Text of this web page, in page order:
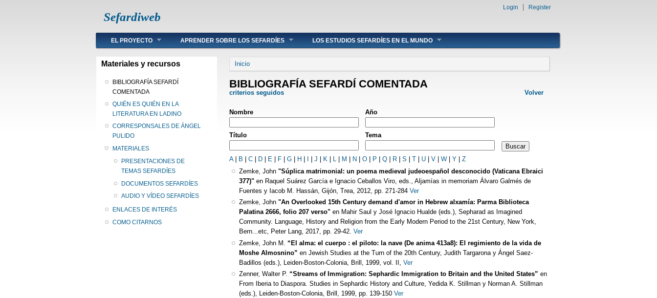
Sefardiweb
Login Register
Main menu
EL PROYECTO APRENDER SOBRE LOS SEFARDÍES LOS ESTUDIOS SEFARDÍES EN EL MUNDO
Materiales y recursos
BIBLIOGRAFÍA SEFARDÍ
COMENTADA
QUIÉN ES QUIÉN EN LA
LITERATURA EN LADINO
CORRESPONSALES DE ÁNGEL
PULIDO
MATERIALES
PRESENTACIONES DE
TEMAS SEFARDÍES
DOCUMENTOS SEFARDÍES
AUDIO Y VÍDEO SEFARDÍES
ENLACES DE INTERÉS
COMO CITARNOS
Se encuentra usted aquí
Inicio
BIBLIOGRAFÍA SEFARDÍ COMENTADA
criterios seguidos Volver
Nombre Año
Título Tema
A B C D E F G H J K L M N O P Q R S T U V W Y
Z
Zemke, John"Súplica matrimonial: un poema medieval judeoespañol desconocido (Vaticana Ebraici
377)" en Raquel Suárez García e Ignacio Ceballos Viro, eds., Aljamías in memoriam Álvaro Galmés de
Fuentes y Iacob M. Hassán, Gijón, Trea, 2012, pp. 271-284Ver
Zemke, John "An Overlooked 15th Century demand d'amor in Hebrew alxamía: Parma Biblioteca
Palatina 2666, folio 207 verso" en Mahir Saul y José Ignacio Hualde (eds.), Sepharad as Imagined
Community. Language, History and Religion from the Early Modern Period to the 21st Century, New York,
Bern...etc, Peter Lang, 2017, pp. 29-42. Ver
Zemke, John M.
“El alma: el cuerpo : el piloto: la nave (De anima 413a8): El regimiento de la vida de
Moshe Almosnino” en Jewish Studies at the Turn of the 20th Century, Judith Targarona y Ángel Saez-
Badillos (eds.), Leiden-Boston-Colonia, Brill, 1999, vol. II,
Ver
Zenner, Walter P. “Streams of Immigration: Sephardic Immigration to Britain and the United States” en
From Iberia to Diaspora. Studies in Sephardic History and Culture, Yedida K. Stillman y Norman A. Stillman
(eds.), Leiden-Boston-Colonia, Brill, 1999, pp. 139-150 Ver